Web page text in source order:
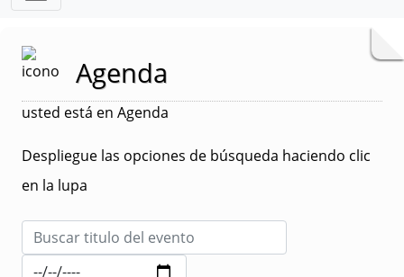
Agenda
usted está en Agenda
Despliegue las opciones de búsqueda haciendo clic
en la lupa